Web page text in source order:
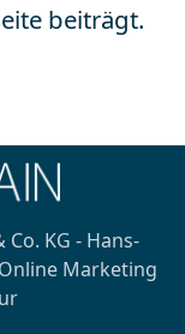
beiträgt.
KG - Hans-
Online Marketing